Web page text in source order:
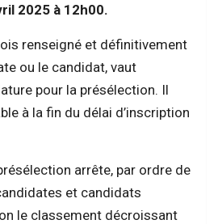
2025 à 12h00.
renseigné et définitivement
ou le candidat, vaut
pour la présélection. Il
à la fin du délai d’inscription
arrête, par ordre de
et candidats
le classement décroissant